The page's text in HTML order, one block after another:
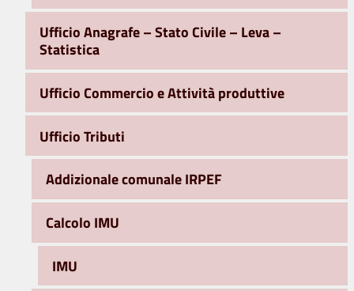
Ufficio Anagrafe – Stato Civile – Leva –
Statistica
Ufficio Commercio e Attività produttive
Ufficio Tributi
Addizionale comunale IRPEF
Calcolo IMU
IMU